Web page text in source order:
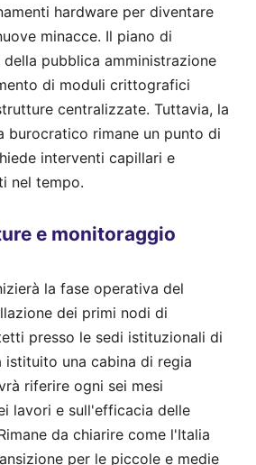
hardware per diventare
minacce. Il piano di
pubblica amministrazione
di moduli crittografici
centralizzate. Tuttavia, la
burocratico rimane un punto di
interventi capillari e
nel tempo.
e monitoraggio
la fase operativa del
dei primi nodi di
presso le sedi istituzionali di
istituito una cabina di regia
riferire ogni sei mesi
lavori e sull'efficacia delle
da chiarire come l'Italia
per le piccole e medie